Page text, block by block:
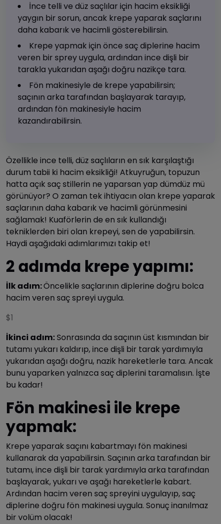
İnce telli ve düz saçlılar için hacim eksikliği
yaygın bir sorun, ancak krepe yaparak saçlarını
daha kabarık ve hacimli gösterebilirsin.
Krepe yapmak için önce saç diplerine hacim
veren bir sprey uygula, ardından ince dişli bir
tarakla yukarıdan aşağı doğru nazikçe tara.
Fön makinesiyle de krepe yapabilirsin;
saçının arka tarafından başlayarak tarayıp,
ardından fön makinesiyle hacim
kazandırabilirsin.
Özellikle ince telli, düz saçlıların en sık karşılaştığı
durum tabii ki hacim eksikliği! Atkuyruğun, topuzun
hatta açık saç stillerin ne yaparsan yap dümdüz mü
görünüyor? O zaman tek ihtiyacın olan krepe yaparak
saçlarının daha kabarık ve hacimli görünmesini
sağlamak! Kuaförlerin de en sık kullandığı
tekniklerden biri olan krepeyi, sen de yapabilirsin.
Haydi aşağıdaki adımlarımızı takip et!
2 adımda krepe yapımı:
İlk adım:Öncelikle saçlarının diplerine doğru bolca
hacim veren saç spreyi uygula.
$1
İkinci adım:Sonrasında da saçının üst kısmından bir
tutamı yukarı kaldırıp, ince dişli bir tarak yardımıyla
yukarıdan aşağı doğru, nazik hareketlerle tara. Ancak
bunu yaparken yalnızca saç diplerini taramalısın. İşte
bu kadar!
Fön makinesi ile krepe
yapmak:
Krepe yaparak saçını kabartmayı fön makinesi
kullanarak da yapabilirsin. Saçının arka tarafından bir
tutamı, ince dişli bir tarak yardımıyla arka tarafından
başlayarak, yukarı ve aşağı hareketlerle kabart.
Ardından hacim veren saç spreyini uygulayıp, saç
diplerine doğru fön makinesi uygula. Sonuç inanılmaz
bir volüm olacak!